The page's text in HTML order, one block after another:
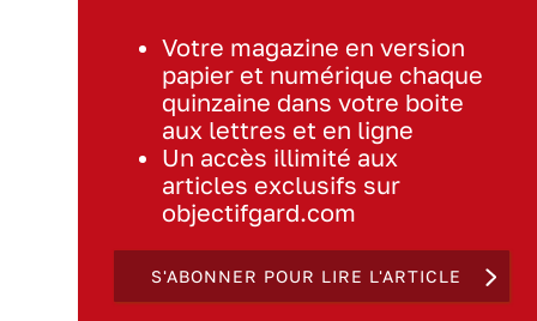
Votre magazine en version
papier et numérique chaque
quinzaine dans votre boite
aux lettres et en ligne
Un accès illimité aux
articles exclusifs sur
objectifgard.com
S'ABONNER POUR LIRE L'ARTICLE